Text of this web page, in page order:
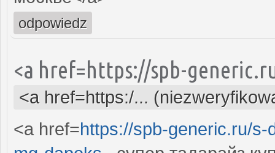
odpowiedz
<a href=https://spb-
<a href=https:/...
<a href=https://spb-generic.ru/